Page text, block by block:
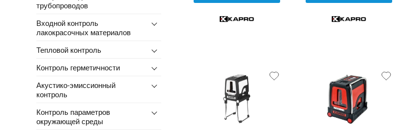
трубопроводов
Входной контроль
лакокрасочных материалов
Тепловой контроль
Контроль герметичности
Акустико-эмиссионный
контроль
Контроль параметров
окружающей среды